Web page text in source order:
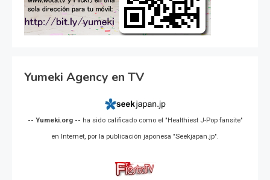
Yumeki Agency en TV
-- Yumeki.org -- ha sido calificado como el "Healthiest J-Pop fansite"
en Internet, por la publicación japonesa "Seekjapan.jp".